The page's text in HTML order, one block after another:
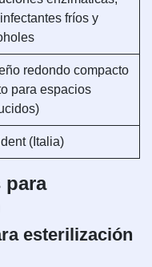
fríos y
redondo compacto
para espacios
(Italia)
para
esterilización